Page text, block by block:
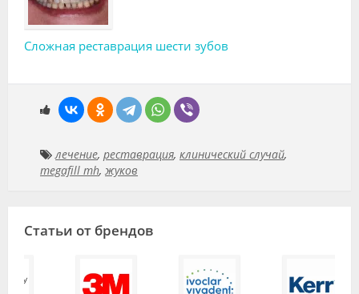
Сложная реставрация шести зубов
лечение, реставрация, клинический случай,
megafill mh, жуков
Статьи от брендов